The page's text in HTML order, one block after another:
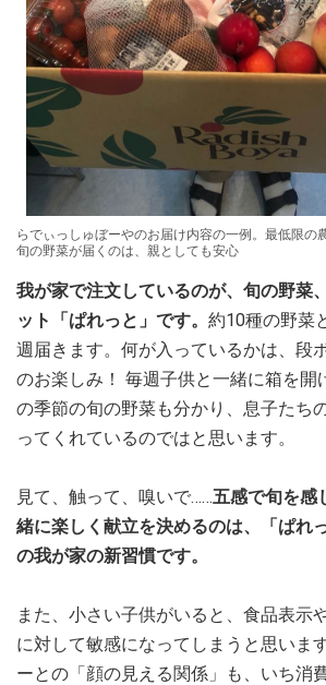
らでぃっしゅぼーやのお届け内容の一例。最低限の
旬の野菜が届くのは、親としても安心
我が家で注文しているのが、旬の野菜
ット「ぱれっと」です。 約10種の野菜
週届きます。何が入っているかは、段
のお楽しみ！ 毎週子供と一緒に箱を開
の季節の旬の野菜も分かり、息子たち
ってくれているのではと思います。
見て、触って、嗅いで……五感で旬を感
緒に楽しく献立を決めるのは、「ぱれ
の我が家の新習慣です。
また、小さい子供がいると、食品表示
に対して敏感になってしまうと思いま
ーとの「顔の見える関係」も、いち消